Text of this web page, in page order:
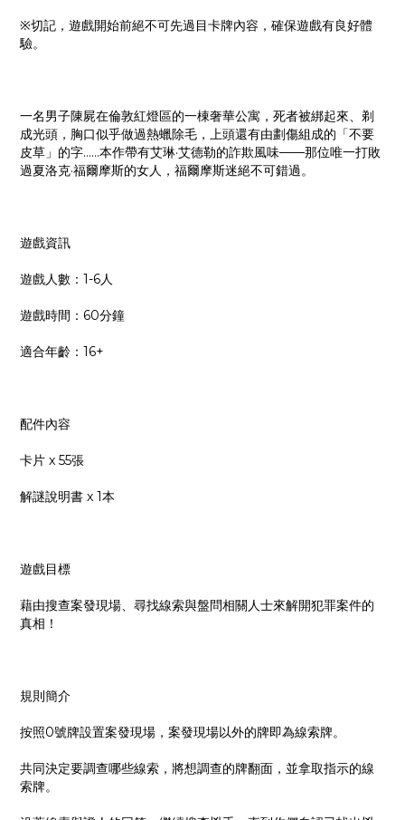
※切記，遊戲開始前絕不可先過目卡牌內容，確保遊戲有良好體
驗。
一名男子陳屍在倫敦紅燈區的一棟奢華公寓，死者被綁起來、剃
成光頭，胸口似乎做過熱蠟除毛，上頭還有由劃傷組成的「不要
皮草」的字……本作帶有艾琳·艾德勒的詐欺風味——那位唯一打敗
過夏洛克·福爾摩斯的女人，福爾摩斯迷絕不可錯過。
遊戲資訊
遊戲人數：1-6人
遊戲時間：60分鐘
適合年齡：16+
配件內容
卡片 x 55張
解謎說明書 x 1本
遊戲目標
藉由搜查案發現場、尋找線索與盤問相關人士來解開犯罪案件的
真相！
規則簡介
按照0號牌設置案發現場，案發現場以外的牌即為線索牌。
共同決定要調查哪些線索，將想調查的牌翻面，並拿取指示的線
索牌。